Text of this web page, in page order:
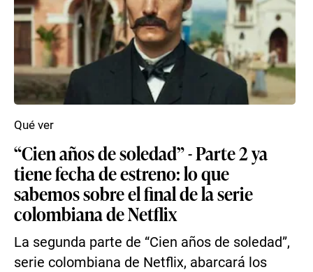
“Cien años de soledad” - Parte 2 ya
tiene fecha de estreno: lo que
sabemos sobre el final de la serie
colombiana de Netflix
La segunda parte de “Cien años de soledad”,
serie colombiana de Netflix, abarcará los
Qué ver